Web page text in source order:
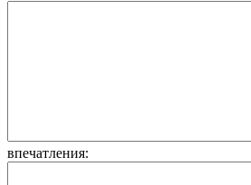
впечатления: